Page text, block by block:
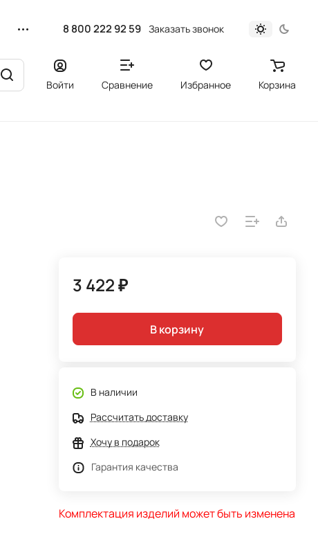
8 800 222 92 59 Заказать звонок
Войти Сравнение Избранное Корзина
3 422 ₽
В корзину
В наличии
Рассчитать доставку
Хочу в подарок
Гарантия качества
Комплектация изделий может быть изменена